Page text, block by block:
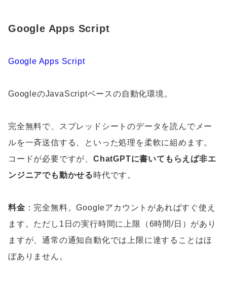
Google Apps Script
Google Apps Script
GoogleのJavaScriptベースの自動化環境。
完全無料で、スプレッドシートのデータを読んでメー
ルを一斉送信する、といった処理を柔軟に組めます。
コードが必要ですが、 ChatGPTに書いてもらえば非エ
ンジニアでも動かせる時代です。
料金 ：完全無料。Googleアカウントがあればすぐ使え
ます。ただし1日の実行時間に上限（6時間/日）があり
ますが、通常の通知自動化では上限に達することはほ
ぼありません。